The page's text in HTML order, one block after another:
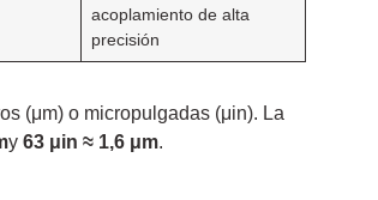
acoplamiento de alta
precisión
(μm) o micropulgadas (μin). La
y63 μin ≈ 1,6 μm.